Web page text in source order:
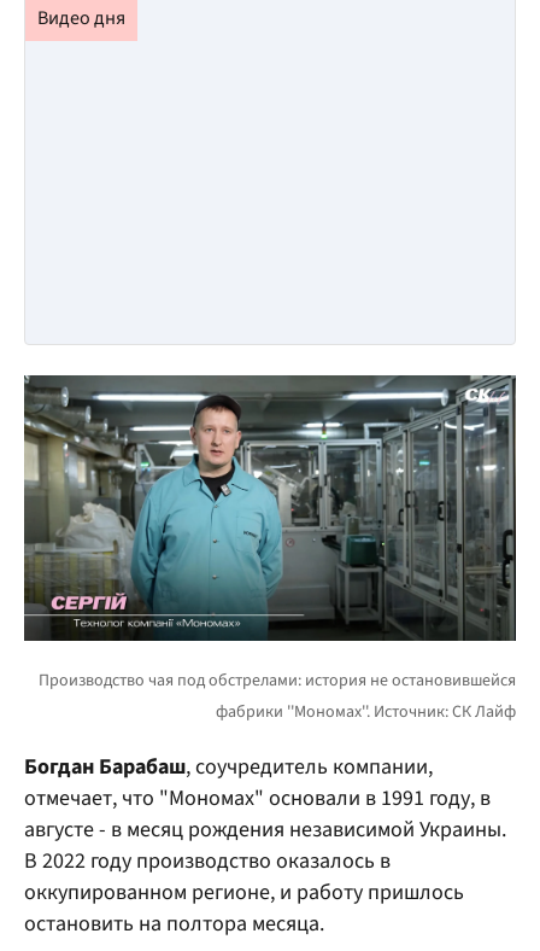
Богдан Барабаш, соучредитель компании,
отмечает, что "Мономах" основали в 1991 году, в
августе - в месяц рождения независимой Украины.
В 2022 году производство оказалось в
оккупированном регионе, и работу пришлось
остановить на полтора месяца.